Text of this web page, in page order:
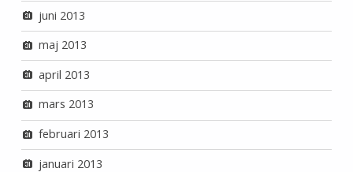
juni 2013
maj 2013
april 2013
mars 2013
februari 2013
januari 2013